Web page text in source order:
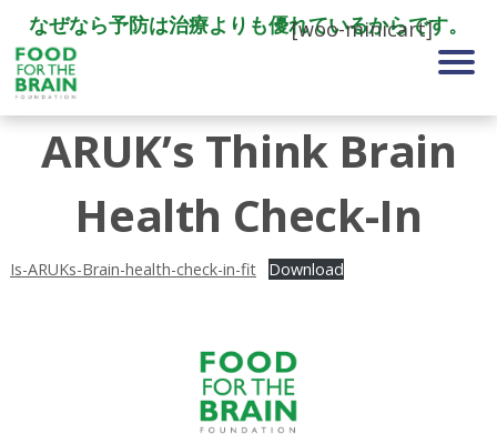
なぜなら予防は治療よりも優れているからです。
[woo-minicart]
ARUK’s Think Brain
Health Check-In
Is-ARUKs-Brain-health-check-in-fit Download